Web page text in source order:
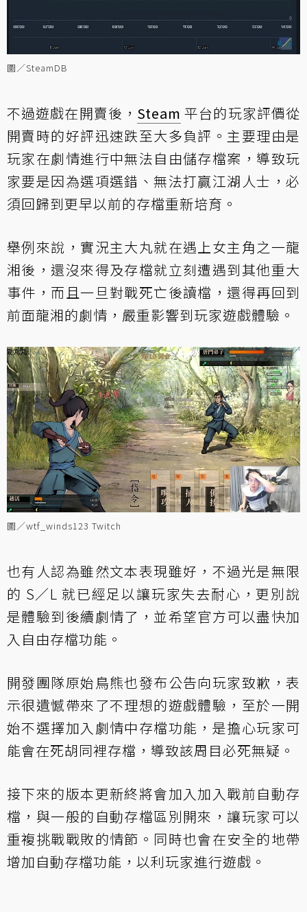
圖／SteamDB
不過遊戲在開賣後， Steam 平台的玩家評價從
開賣時的好評迅速跌至大多負評。主要理由是
玩家在劇情進行中無法自由儲存檔案，導致玩
家要是因為選項選錯、無法打贏江湖人士，必
須回歸到更早以前的存檔重新培育。
舉例來說，實況主大丸就在遇上女主角之一龍
湘後，還沒來得及存檔就立刻遭遇到其他重大
事件，而且一旦對戰死亡後讀檔，還得再回到
前面龍湘的劇情，嚴重影響到玩家遊戲體驗。
圖／wtf_winds123 Twitch
也有人認為雖然文本表現雖好，不過光是無限
的 S／L 就已經足以讓玩家失去耐心，更別說
是體驗到後續劇情了，並希望官方可以盡快加
入自由存檔功能。
開發團隊原始鳥熊也發布公告向玩家致歉，表
示很遺憾帶來了不理想的遊戲體驗，至於一開
始不選擇加入劇情中存檔功能，是擔心玩家可
能會在死胡同裡存檔，導致該周目必死無疑。
接下來的版本更新終將會加入加入戰前自動存
檔，與一般的自動存檔區別開來，讓玩家可以
重複挑戰戰敗的情節。同時也會在安全的地帶
增加自動存檔功能，以利玩家進行遊戲。